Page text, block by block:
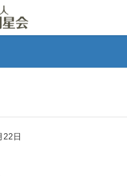
22日